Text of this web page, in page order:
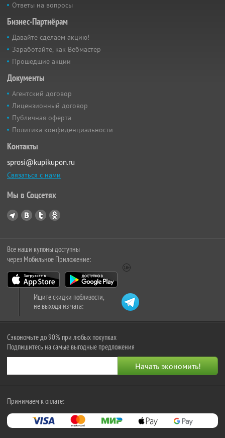
Ответы на вопросы
Бизнес-Партнёрам
Давайте сделаем акцию!
Заработайте, как Вебмастер
Прошедшие акции
Документы
Агентский договор
Лицензионный договор
Публичная оферта
Политика конфиденциальности
Контакты
sprosi@kupikupon.ru
Связаться с нами
Мы в Соцсетях
Все наши купоны доступны
через Мобильное Приложение:
Ищите скидки поблизости,
не выходя из чата:
Сэкономьте до 90% при любых покупках
Подпишитесь на самые выгодные предложения
Принимаем к оплате: